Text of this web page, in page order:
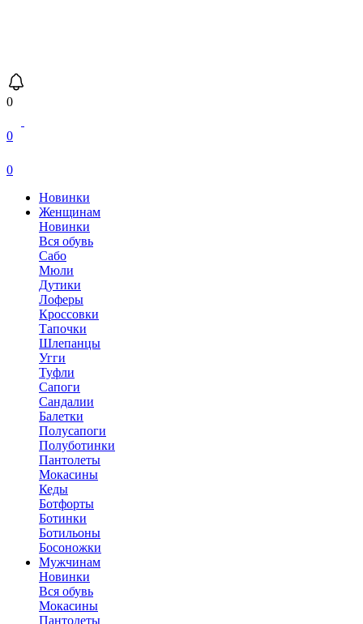
0
0
0
Новинки
Женщинам
Новинки
Вся обувь
Сабо
Мюли
Дутики
Лоферы
Кроссовки
Тапочки
Шлепанцы
Угги
Туфли
Сапоги
Сандалии
Балетки
Полусапоги
Полуботинки
Пантолеты
Мокасины
Кеды
Ботфорты
Ботинки
Ботильоны
Босоножки
Мужчинам
Новинки
Вся обувь
Мокасины
Пантолеты